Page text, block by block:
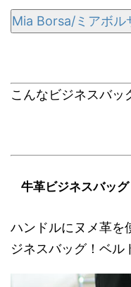
Mia Borsa/ミアボル
こんなビジネスバッ
牛革ビジネスバッ
ハンドルにヌメ革を
ジネスバッグ！ベル